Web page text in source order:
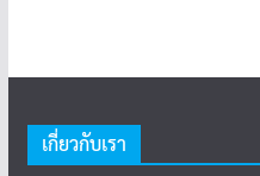
เกี่ยวกับเรา